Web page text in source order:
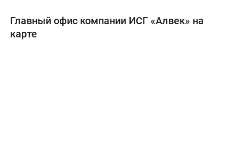
Главный офис компании ИСГ «Алвек» на
карте